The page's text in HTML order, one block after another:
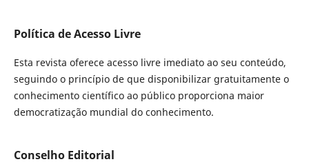
Política de Acesso Livre
Esta revista oferece acesso livre imediato ao seu conteúdo,
seguindo o princípio de que disponibilizar gratuitamente o
conhecimento científico ao público proporciona maior
democratização mundial do conhecimento.
Conselho Editorial